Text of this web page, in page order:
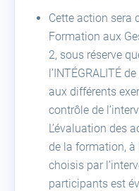
Cette action sera
Formation aux
2, sous réserve
l’INTÉGRALITÉ
aux différents
contrôle de
L’évaluation des
de la formation, à
choisis par
participants est